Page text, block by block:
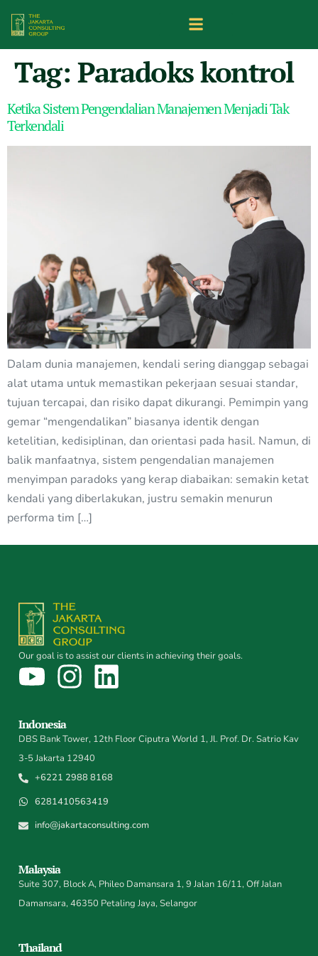
Tag: Paradoks kontrol
Ketika Sistem Pengendalian Manajemen Menjadi Tak
Terkendali
Dalam dunia manajemen, kendali sering dianggap sebagai
alat utama untuk memastikan pekerjaan sesuai standar,
tujuan tercapai, dan risiko dapat dikurangi. Pemimpin yang
gemar “mengendalikan” biasanya identik dengan
ketelitian, kedisiplinan, dan orientasi pada hasil. Namun, di
balik manfaatnya, sistem pengendalian manajemen
menyimpan paradoks yang kerap diabaikan: semakin ketat
kendali yang diberlakukan, justru semakin menurun
performa tim […]
Our goal is to assist our clients in achieving their goals.
Indonesia
DBS Bank Tower, 12th Floor Ciputra World 1, Jl. Prof. Dr. Satrio Kav
3-5 Jakarta 12940
+6221 2988 8168
6281410563419
info@jakartaconsulting.com
Malaysia
Suite 307, Block A, Phileo Damansara 1, 9 Jalan 16/11, Off Jalan
Damansara, 46350 Petaling Jaya, Selangor
Thailand